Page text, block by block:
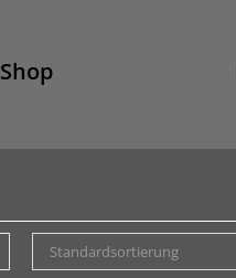
Shop
Standardsortierung